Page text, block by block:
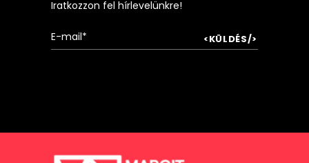
Iratkozzon fel hírlevelünkre!